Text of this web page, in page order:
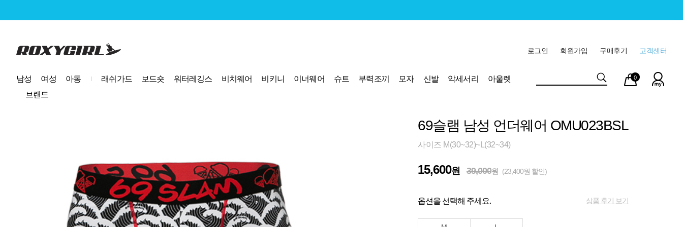
로고 고객센터
구매후기
회원가입
로그인
남성 여성 아동 래쉬가드 보드숏 워터레깅스 비치웨어 비키니 이너웨어 슈트 부력조끼 모자 신발 악세서리
아울렛
브랜드
마이
페이
장바
구니
0
69슬램 남성 언더웨어 OMU023BSL
사이즈 M(30~32)~L(32~34)
15,600원 39,000원 (23,400원 할인)
옵션을 선택해 주세요. 상품 후기 보기